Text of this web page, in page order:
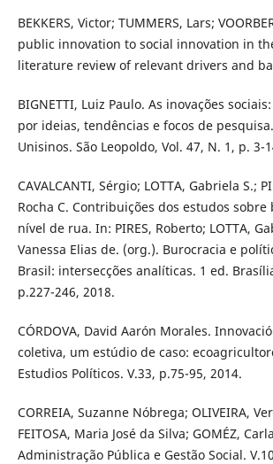
BEKKERS, Victor; TUMMERS, Lars;
public innovation to social innovation in
literature review of relevant drivers and
BIGNETTI, Luiz Paulo. As inovações
por ideias, tendências e focos de
Unisinos. São Leopoldo, Vol. 47, N. 1, p. 3-
CAVALCANTI, Sérgio; LOTTA, Gabriela S.;
Rocha C. Contribuições dos estudos
nível de rua. In: PIRES, Roberto; LOTTA,
Vanessa Elias de. (org.). Burocracia e
Brasil: intersecções analíticas. 1 ed.
p.227-246, 2018.
CÓRDOVA, David Aarón Morales.
coletiva, um estúdio de caso:
Estudios Políticos. V.33, p.75-95, 2014.
CORREIA, Suzanne Nóbrega; OLIVEIRA,
FEITOSA, Maria José da Silva; GOMÉZ,
Administração Pública e Gestão Social.